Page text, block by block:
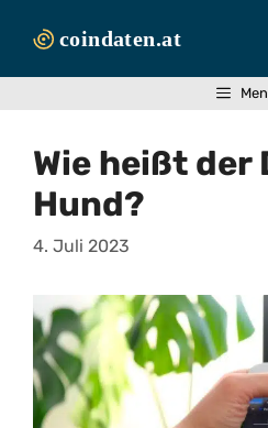
Inhalt
Wie heißt der
Hund?
4. Juli 2023